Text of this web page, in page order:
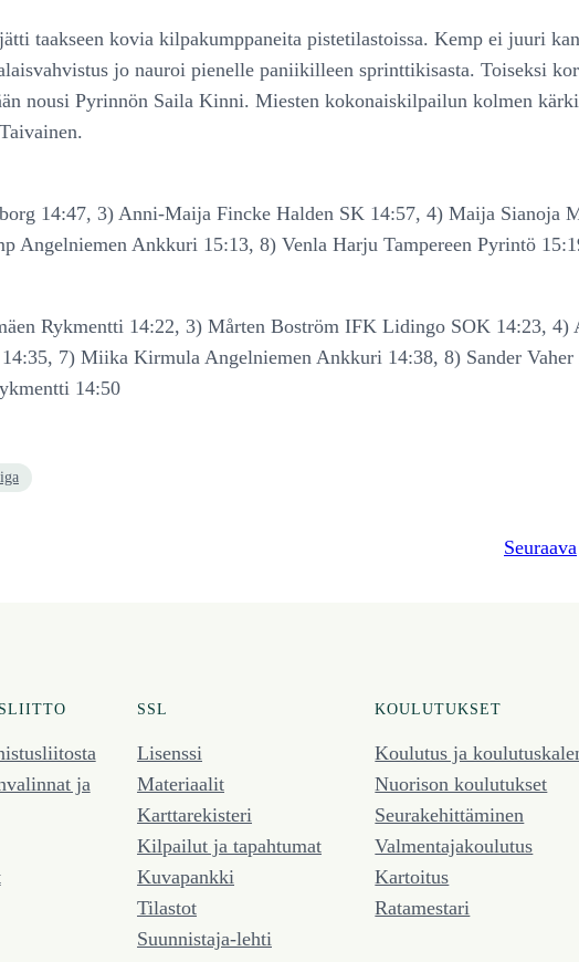
taakseen kovia kilpakumppaneita pistetilastoissa. Kemp ei juuri
jo nauroi pienelle paniikilleen sprinttikisasta. Toiseksi
nousi Pyrinnön Saila Kinni. Miesten kokonaiskilpailun kolmen
14:47, 3) Anni-Maija Fincke Halden SK 14:57, 4) Maija Sianoja
Angelniemen Ankkuri 15:13, 8) Venla Harju Tampereen Pyrintö
Rykmentti 14:22, 3) Mårten Boström IFK Lidingo SOK 14:23, 4)
7) Miika Kirmula Angelniemen Ankkuri 14:38, 8) Sander
14:50
Seuraava
ja
SSL
Lisenssi
Materiaalit
Karttarekisteri
Kilpailut ja tapahtumat
Kuvapankki
Tilastot
Suunnistaja-lehti
KOULUTUKSET
Koulutus ja
Nuorison koulutukset
Seura­kehittäminen
Valmentaja­koulutus
Kartoitus
Ratamestari